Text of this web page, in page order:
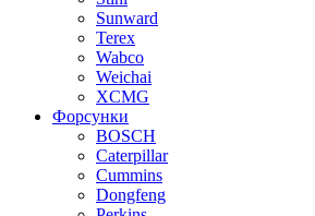
Sunward
Terex
Wabco
Weichai
XCMG
Форсунки
BOSCH
Caterpillar
Cummins
Dongfeng